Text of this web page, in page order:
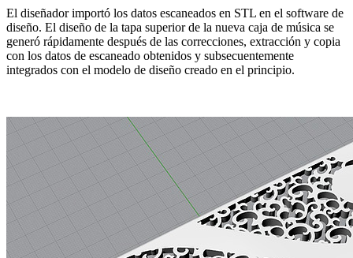
El diseñador importó los datos escaneados en STL en el software de
diseño. El diseño de la tapa superior de la nueva caja de música se
generó rápidamente después de las correcciones, extracción y copia
con los datos de escaneado obtenidos y subsecuentemente
integrados con el modelo de diseño creado en el principio.